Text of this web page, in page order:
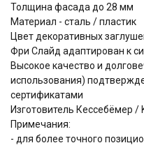
Толщина фасада до 28 мм
Материал - сталь / пластик
Цвет декоративных
Фри Слайд адаптирован к
Высокое качество и
использования)
сертификатами
Изготовитель Кессебёмер
Примечания:
- для более точного